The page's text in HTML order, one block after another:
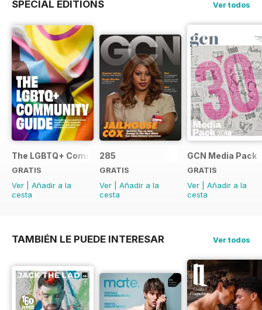
SPECIAL EDITIONS Ver todos
The LGBTQ+ Community Guide
GRATIS
Ver
Añadir a la
cesta
285
GRATIS
Ver
Añadir a la
cesta
GCN Media Pack
GRATIS
Ver
Añadir a la
cesta
TAMBIÉN LE PUEDE INTERESAR Ver todos